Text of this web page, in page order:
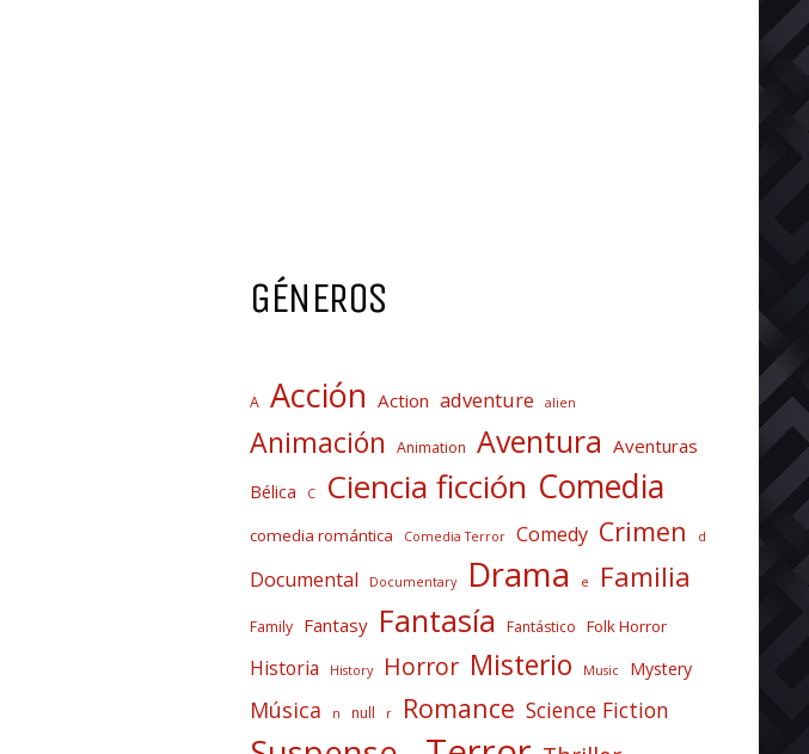
GÉNEROS
A Acción Action adventure alien
Animación Animation Aventura Aventuras
Bélica C Ciencia ficción Comedia
comedia romántica Comedia Terror Comedy Crimen d
Documental Documentary Drama e Familia
Family Fantasy Fantasía Fantástico Folk Horror
Historia History Horror Misterio Music Mystery
Música n null r Romance Science Fiction